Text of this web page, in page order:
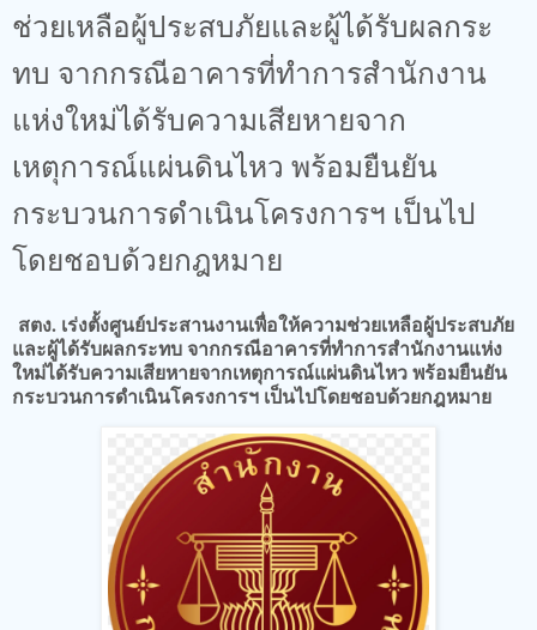
ช่วยเหลือผู้ประสบภัยและผู้ได้รับผลกระ
ทบ​ จากกรณีอาคารที่ทำการสำนักงาน
แห่งใหม่ได้รับความเสียหายจาก
เหตุการณ์แผ่นดินไหว​ พร้อมยืนยัน
กระบวนการดำเนินโครงการฯ เป็นไป
โดยชอบด้วยกฎหมาย
สตง. เร่งตั้งศูนย์ประสานงานเพื่อให้ความช่วยเหลือผู้ประสบภัย
และผู้ได้รับผลกระทบ​ จากกรณีอาคารที่ทำการสำนักงานแห่ง
ใหม่ได้รับความเสียหายจากเหตุการณ์แผ่นดินไหว​ พร้อมยืนยัน
กระบวนการดำเนินโครงการฯ เป็นไปโดยชอบด้วยกฎหมาย